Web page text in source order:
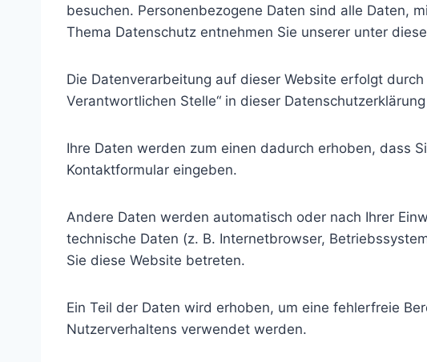
besuchen. Personenbezogene Daten sind alle Daten,
Thema Datenschutz entnehmen Sie unserer unter
Die Datenverarbeitung auf dieser Website erfolgt
Verantwortlichen Stelle“ in dieser
Ihre Daten werden zum einen dadurch erhoben, dass
Kontaktformular eingeben.
Andere Daten werden automatisch oder nach Ihrer
technische Daten (z. B. Internetbrowser,
Sie diese Website betreten.
Ein Teil der Daten wird erhoben, um eine fehlerfreie
Nutzerverhaltens verwendet werden.